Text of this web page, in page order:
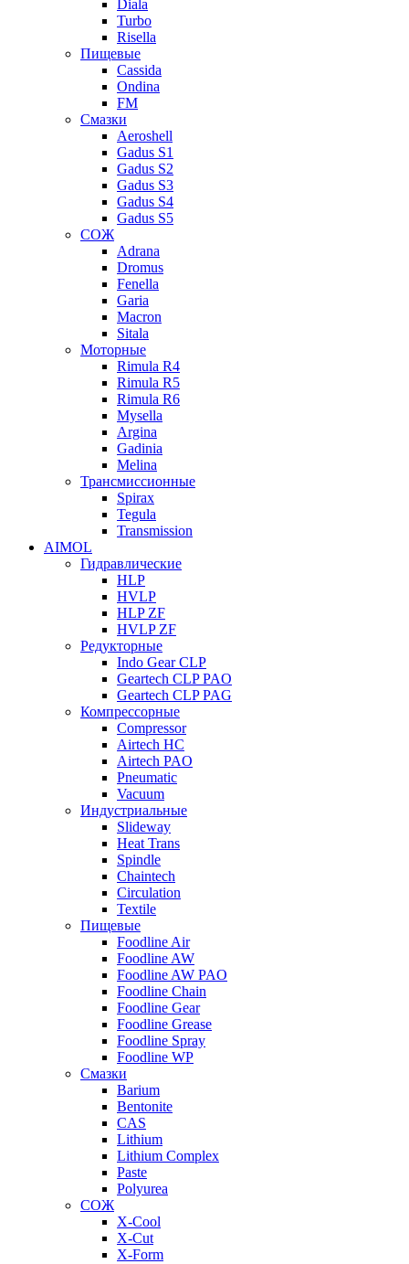
Diala
Turbo
Risella
Пищевые
Cassida
Ondina
FM
Смазки
Aeroshell
Gadus S1
Gadus S2
Gadus S3
Gadus S4
Gadus S5
СОЖ
Adrana
Dromus
Fenella
Garia
Macron
Sitala
Моторные
Rimula R4
Rimula R5
Rimula R6
Mysella
Argina
Gadinia
Melina
Трансмиссионные
Spirax
Tegula
Transmission
AIMOL
Гидравлические
HLP
HVLP
HLP ZF
HVLP ZF
Редукторные
Indo Gear CLP
Geartech CLP PAO
Geartech CLP PAG
Компрессорные
Compressor
Airtech HC
Airtech PAO
Pneumatic
Vacuum
Индустриальные
Slideway
Heat Trans
Spindle
Chaintech
Circulation
Textile
Пищевые
Foodline Air
Foodline AW
Foodline AW PAO
Foodline Chain
Foodline Gear
Foodline Grease
Foodline Spray
Foodline WP
Смазки
Barium
Bentonite
CAS
Lithium
Lithium Complex
Paste
Polyurea
СОЖ
X-Cool
X-Cut
X-Form